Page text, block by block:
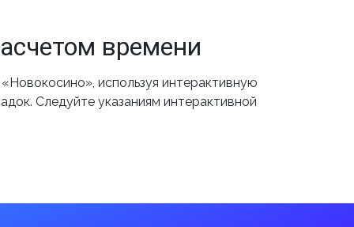
времени
используя интерактивную
Следуйте указаниям интерактивной